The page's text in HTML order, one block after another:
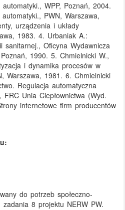
WPP, Poznań, 2004.
PWN, Warszawa,
urządzenia i układy
1983. 4. Urbaniak A.:
sanitarnej., Oficyna Wydawnicza
1990. 5. Chmielnicki W.,
i dynamika procesów w
Warszawa, 1981. 6. Chmielnicki
Regulacja automatyczna
FRC Unia Ciepłownictwa (Wyd.
internetowe firm producentów
do potrzeb społeczno-
8 projektu NERW PW.